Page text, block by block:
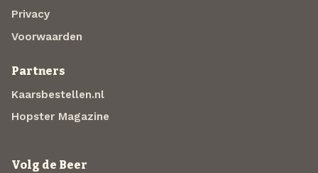
Privacy
Voorwaarden
Partners
Kaarsbestellen.nl
Hopster Magazine
Volg de Beer